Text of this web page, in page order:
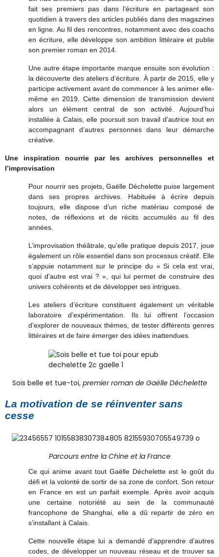
fait ses premiers pas dans l’écriture en partageant son
quotidien à travers des articles publiés dans des magazines
en ligne. Au fil des rencontres, notamment avec des coachs
en écriture, elle développe son ambition littéraire et publie
son premier roman en 2014.
Une autre étape importante marque ensuite son évolution :
la découverte des ateliers d’écriture. À partir de 2015, elle y
participe activement avant de commencer à les animer elle-
même en 2019. Cette dimension de transmission devient
alors un élément central de son activité. Aujourd’hui
installée à Calais, elle poursuit son travail d’autrice tout en
accompagnant d’autres personnes dans leur démarche
créative.
Une inspiration nourrie par les archives personnelles et
l’improvisation
Pour nourrir ses projets, Gaëlle Déchelette puise largement
dans ses propres archives. Habituée à écrire depuis
toujours, elle dispose d’un riche matériau composé de
notes, de réflexions et de récits accumulés au fil des
années.
L’improvisation théâtrale, qu’elle pratique depuis 2017, joue
également un rôle essentiel dans son processus créatif. Elle
s’appuie notamment sur le principe du « Si cela est vrai,
quoi d’autre est vrai ? », qui lui permet de construire des
univers cohérents et de développer ses intrigues.
Les ateliers d’écriture constituent également un véritable
laboratoire d’expérimentation. Ils lui offrent l’occasion
d’explorer de nouveaux thèmes, de tester différents genres
littéraires et de faire émerger des idées inattendues.
Sois belle et tue-toi, premier roman de Gaëlle Déchelette
La motivation de se réinventer sans
cesse
Parcours entre la Chine et la France
Ce qui anime avant tout Gaëlle Déchelette est le goût du
défi et la volonté de sortir de sa zone de confort. Son retour
en France en est un parfait exemple. Après avoir acquis
une certaine notoriété au sein de la communauté
francophone de Shanghai, elle a dû repartir de zéro en
s’installant à Calais.
Cette nouvelle étape lui a demandé d’apprendre d’autres
codes, de développer un nouveau réseau et de trouver sa